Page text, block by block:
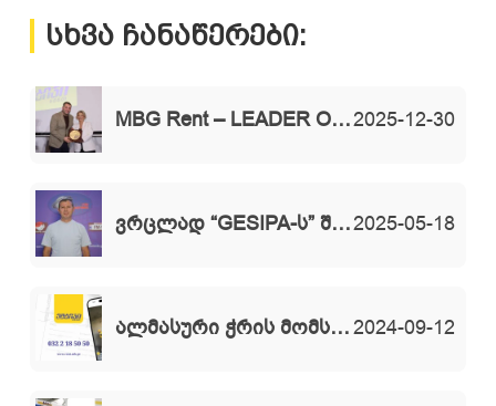
სხვა ჩანაწერები:
MBG Rent – LEADER OF THE YEAR 20252025-12-30
ვრცლად “GESIPA-ს” შესახებ – თეიმურაზ თოდიძე რადიო ფორტუნას ეთერში2025-05-18
ალმასური ჭრის მომსახურება2024-09-12